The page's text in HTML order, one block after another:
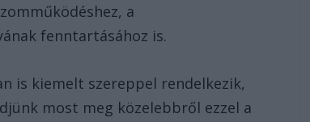
a
fenntartásához is.
is kiemelt szereppel rendelkezik,
most meg közelebbről ezzel a